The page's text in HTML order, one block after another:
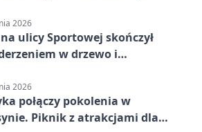
2026
ulicy Sportowej skończył
w drzewo i
2026
połączy pokolenia w
Piknik z atrakcjami dla